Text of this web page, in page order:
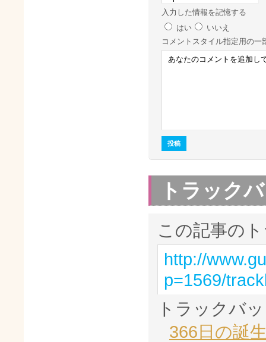
入力した情報を記憶する
はい
いいえ
コメント スタイル指定用の一
トラック
この記事の
http://
p=1569/
トラックバ
366日の誕